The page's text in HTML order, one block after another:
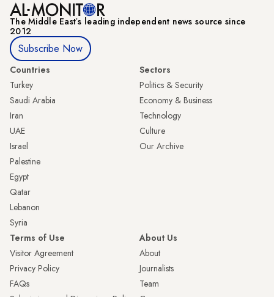
The Middle Eastʼs leading independent news source since
2012
Subscribe Now
Countries
Turkey
Saudi Arabia
Iran
UAE
Israel
Palestine
Egypt
Qatar
Lebanon
Syria
Sectors
Politics & Security
Economy & Business
Technology
Culture
Our Archive
Terms of Use
Visitor Agreement
Privacy Policy
FAQs
About Us
About
Journalists
Team